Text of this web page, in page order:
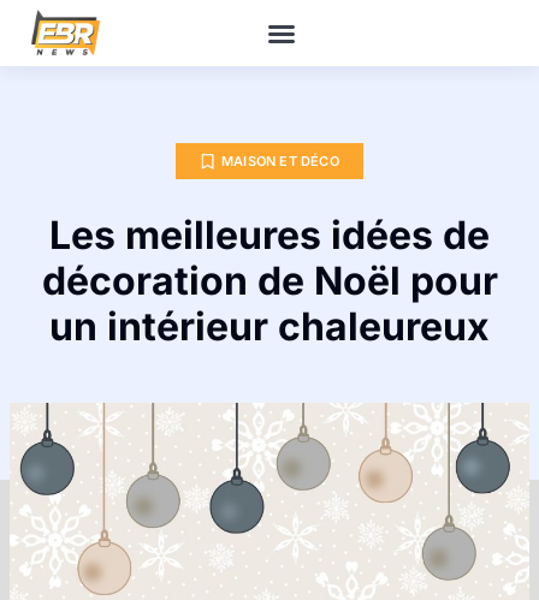
MAISON ET DÉCO
Les meilleures idées de
décoration de Noël pour
un intérieur chaleureux